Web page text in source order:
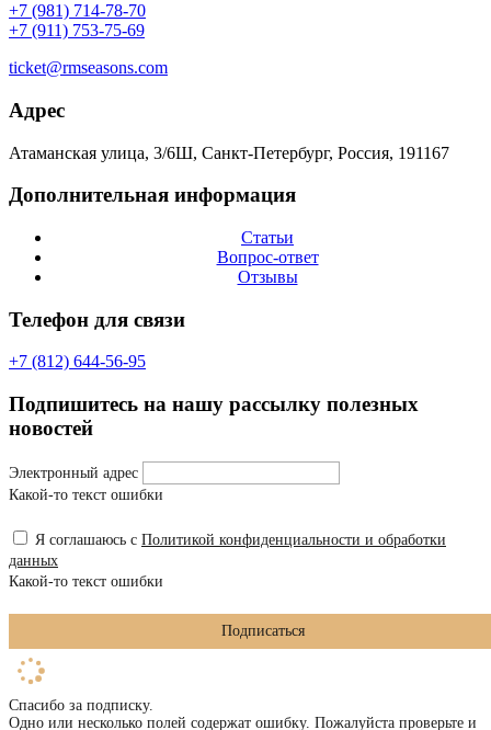
+7 (981) 714-78-70
+7 (911) 753-75-69
ticket@rmseasons.com
Адрес
Атаманская улица, 3/6Ш, Санкт-Петербург, Россия, 191167
Дополнительная информация
Статьи
Вопрос-ответ
Отзывы
Телефон для связи
+7 (812) 644-56-95
Подпишитесь на нашу рассылку полезных
новостей
Электронный адрес
Какой-то текст ошибки
Я соглашаюсь с Политикой конфиденциальности и обработки
данных
Какой-то текст ошибки
Подписаться
Спасибо за подписку.
Одно или несколько полей содержат ошибку. Пожалуйста проверьте и